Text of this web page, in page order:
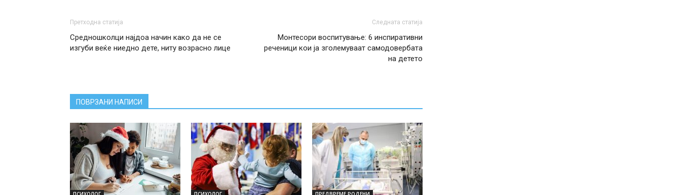
Претходна статија
Средношколци најдоа начин како да не се
изгуби веќе ниедно дете, ниту возрасно лице
Следната статија
Монтесори воспитување: 6 инспиративни
реченици кои ја зголемуваат самодовербата
на детето
ПОВРЗАНИ НАПИСИ